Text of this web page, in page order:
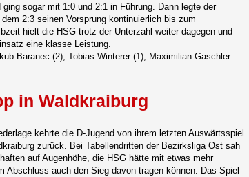
sogar mit 1:0 und 2:1 in Führung. Dann legte der
2:3 seinen Vorsprung kontinuierlich bis zum
hielt die HSG trotz der Unterzahl weiter dagegen und
eine klasse Leistung.
Baranec (2), Tobias Winterer (1), Maximilian Gaschler
in Waldkraiburg
kehrte die D-Jugend von ihrem letzten Auswärtsspiel
zurück. Bei Tabellendritten der Bezirksliga Ost sah
auf Augenhöhe, die HSG hätte mit etwas mehr
Abschluss auch den Sieg davon tragen können. Das Spiel